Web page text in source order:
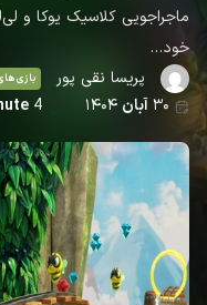
ماجراجویی کلاسیک یوکا و
خود…
پریسا نقی پور
بازی
۳۰آبان ۱۴۰۴ 4